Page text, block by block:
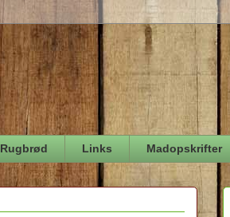
Rugbrød Links Madopskrifter